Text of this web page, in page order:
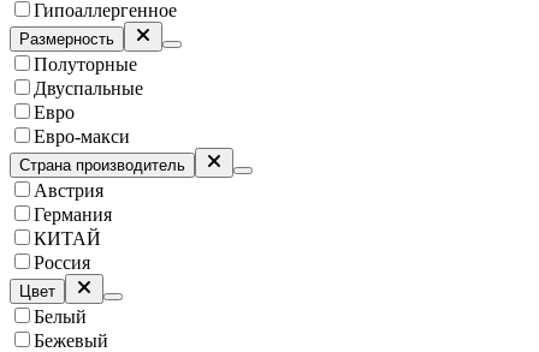
Гипоаллергенное
Размерность
Полуторные
Двуспальные
Евро
Евро-макси
Страна производитель
Австрия
Германия
КИТАЙ
Россия
Цвет
Белый
Бежевый